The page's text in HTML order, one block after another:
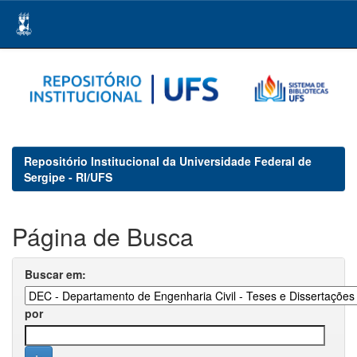
navigation
Repositório Institucional da Universidade Federal de
Sergipe - RI/UFS
Página de Busca
Buscar em:
por